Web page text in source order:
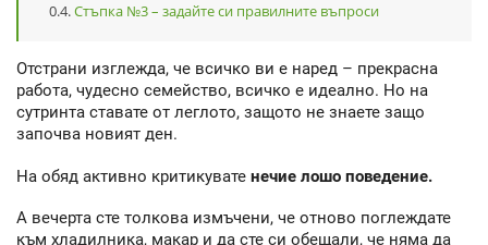
Стъпка №3 – задайте си правилните въпроси
Отстрани изглежда, че всичко ви е наред – прекрасна
работа, чудесно семейство, всичко е идеално. Но на
сутринта ставате от леглото, защото не знаете защо
започва новият ден.
На обяд активно критикувате нечие лошо поведение.
А вечерта сте толкова измъчени, че отново поглеждате
към хладилника, макар и да сте си обещали, че няма да